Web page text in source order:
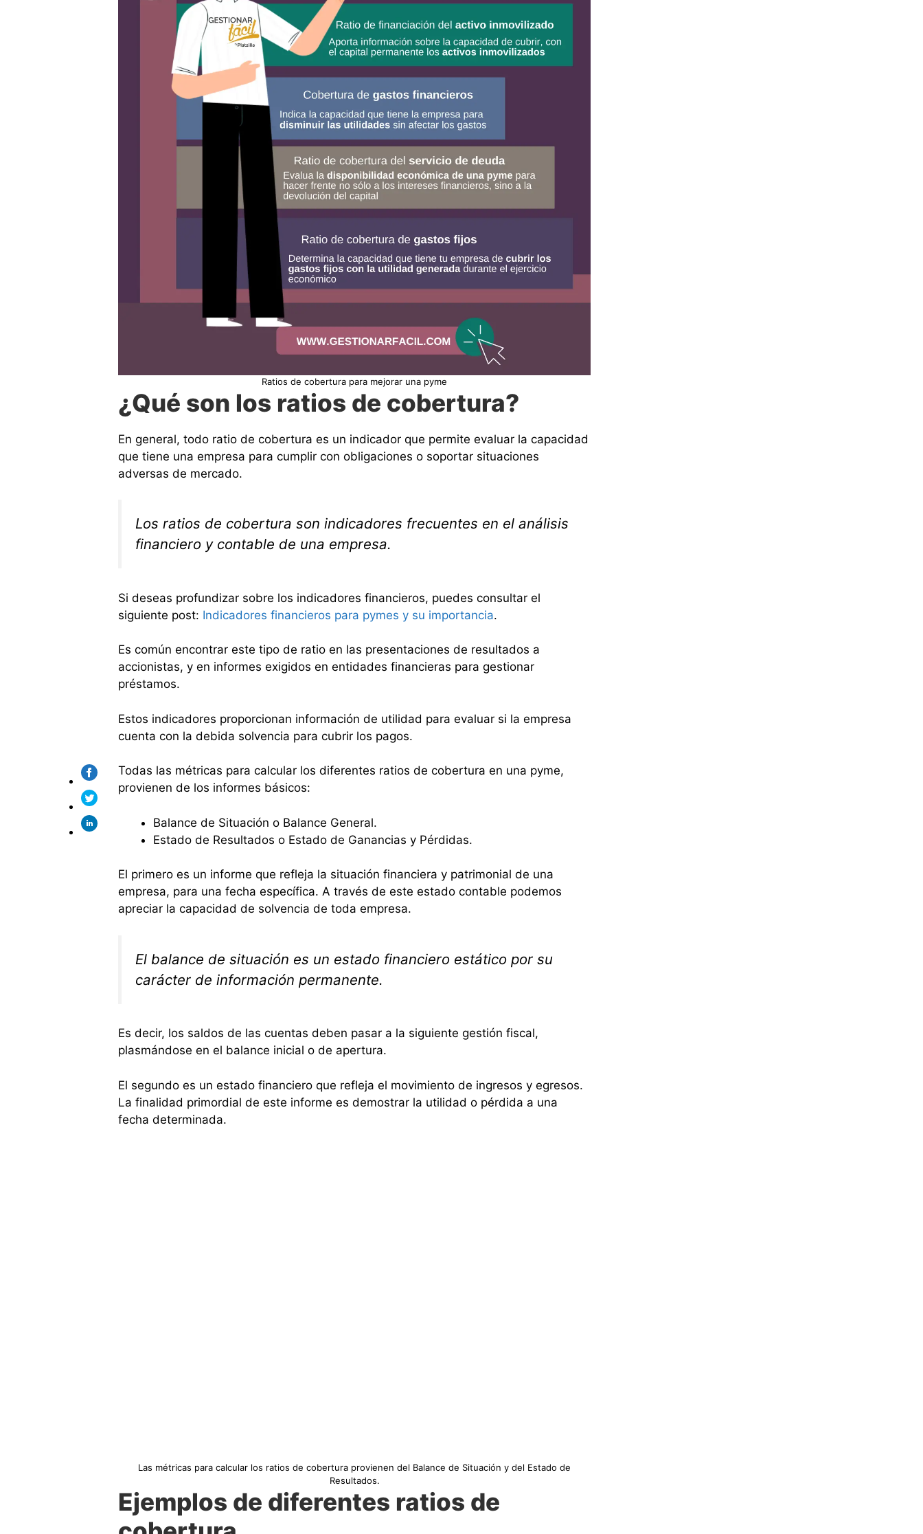
Ratios de cobertura para mejorar una pyme
¿Qué son los ratios de cobertura?
En general, todo ratio de cobertura es un indicador que permite evaluar la capacidad
que tiene una empresa para cumplir con obligaciones o soportar situaciones
adversas de mercado.
Los ratios de cobertura son indicadores frecuentes en el análisis
financiero y contable de una empresa.
Si deseas profundizar sobre los indicadores financieros, puedes consultar el
siguiente post: Indicadores financieros para pymes y su importancia.
Es común encontrar este tipo de ratio en las presentaciones de resultados a
accionistas, y en informes exigidos en entidades financieras para gestionar
préstamos.
Estos indicadores proporcionan información de utilidad para evaluar si la empresa
cuenta con la debida solvencia para cubrir los pagos.
Todas las métricas para calcular los diferentes ratios de cobertura en una pyme,
provienen de los informes básicos:
Balance de Situación o Balance General.
Estado de Resultados o Estado de Ganancias y Pérdidas.
El primero es un informe que refleja la situación financiera y patrimonial de una
empresa, para una fecha específica. A través de este estado contable podemos
apreciar la capacidad de solvencia de toda empresa.
El balance de situación es un estado financiero estático por su
carácter de información permanente.
Es decir, los saldos de las cuentas deben pasar a la siguiente gestión fiscal,
plasmándose en el balance inicial o de apertura.
El segundo es un estado financiero que refleja el movimiento de ingresos y egresos.
La finalidad primordial de este informe es demostrar la utilidad o pérdida a una
fecha determinada.
Las métricas para calcular los ratios de cobertura provienen del Balance de Situación y del Estado de
Resultados.
Ejemplos de diferentes ratios de